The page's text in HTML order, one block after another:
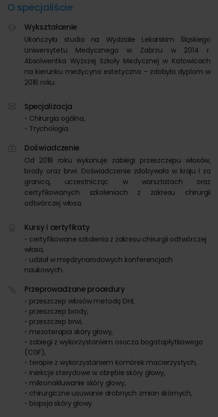
O specjaliście
Wykształcenie
Ukończyła studia na Wydziale Lekarskim Śląskiego
Uniwersytetu Medycznego w Zabrzu w 2014 r.
Absolwentka Wyższej Szkoły Medycznej w Katowicach
na kierunku medycyna estetyczna – zdobyła dyplom w
2016 roku.
Specjalizacja
Chirurgia ogólna,
Trychologia.
Doświadczenie
Od 2018 roku wykonuje zabiegi przeszczepu włosów,
brody oraz brwi. Doświadczenie zdobywała w kraju i za
granicą, uczestnicząc w warsztatach oraz
certyfikowanych szkoleniach z zakresu chirurgii
odtwórczej włosa.
Kursy i certyfikaty
certyfikowane szkolenia z zakresu chirurgii odtwórczej
włosa,
udział w międzynarodowych konferencjach
naukowych.
Przeprowadzane procedury
przeszczep włosów metodą DHI,
przeszczep brody,
przeszczep brwi,
mezoterapia skóry głowy,
zabiegi z wykorzystaniem osocza bogatopłytkowego
(CGF),
terapie z wykorzystaniem komórek macierzystych,
iniekcje sterydowe w obrębie skóry głowy,
mikronakłuwanie skóry głowy,
chirurgiczne usuwanie drobnych zmian skórnych,
biopsja skóry głowy.